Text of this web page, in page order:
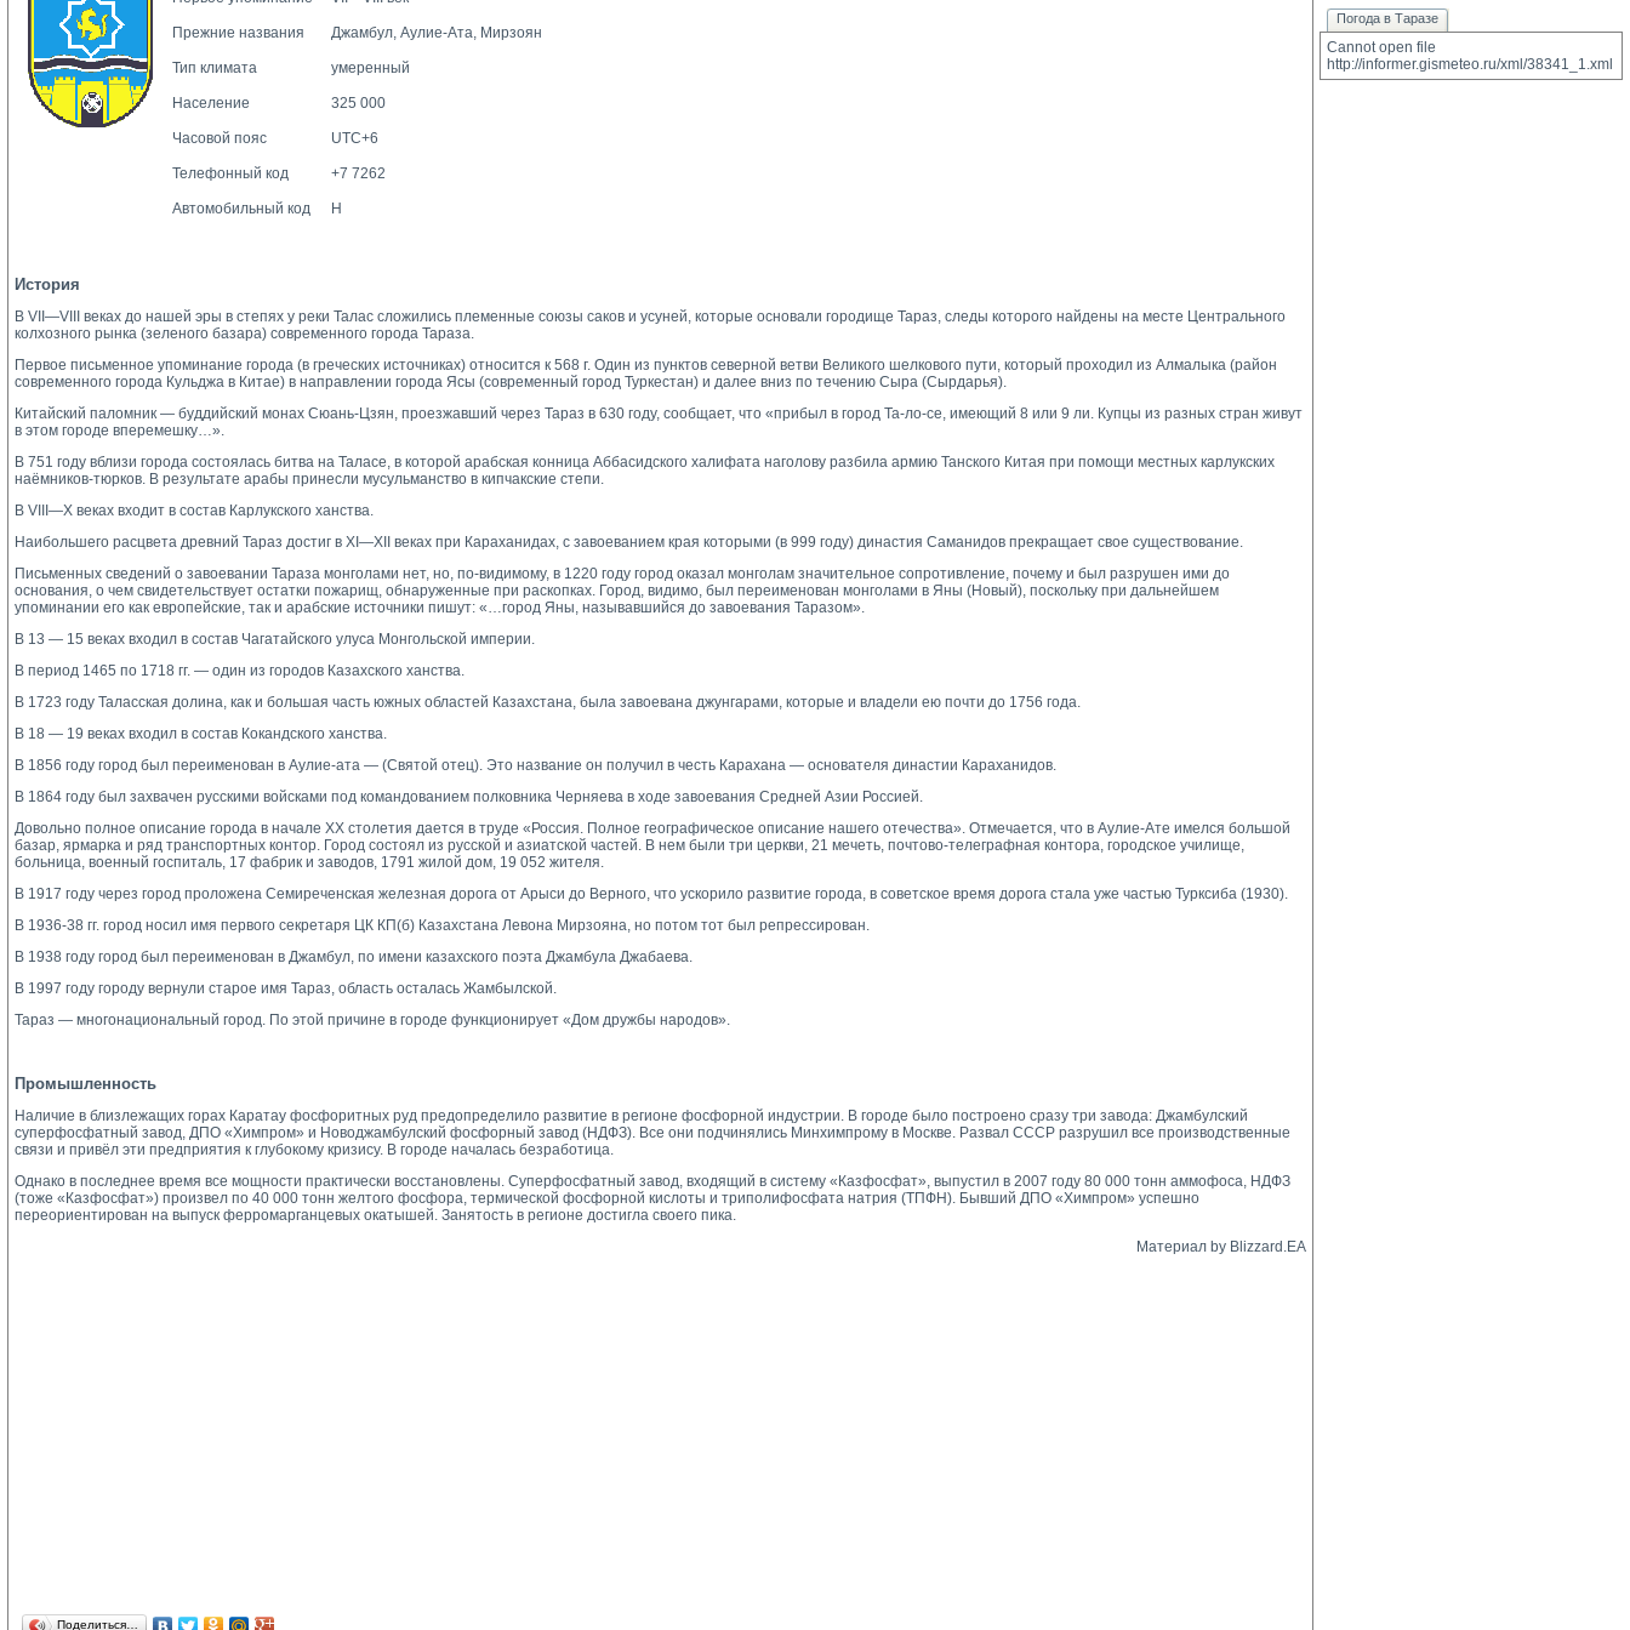
Прежние названия Джамбул, Аулие-Ата, Мирзоян
Тип климата умеренный
Население 325 000
Часовой пояс UTC+6
Телефонный код +7 7262
Автомобильный код H
История
В VII—VIII веках до нашей эры в степях у реки Талас сложились племенные союзы саков и усуней, которые основали городище Тараз, следы которого найдены на месте Центрального
колхозного рынка (зеленого базара) современного города Тараза.
Первое письменное упоминание города (в греческих источниках) относится к 568 г. Один из пунктов северной ветви Великого шелкового пути, который проходил из Алмалыка (район
современного города Кульджа в Китае) в направлении города Ясы (современный город Туркестан) и далее вниз по течению Сыра (Сырдарья).
Китайский паломник — буддийский монах Сюань-Цзян, проезжавший через Тараз в 630 году, сообщает, что «прибыл в город Та-ло-се, имеющий 8 или 9 ли. Купцы из разных стран живут
в этом городе вперемешку…».
В 751 году вблизи города состоялась битва на Таласе, в которой арабская конница Аббасидского халифата наголову разбила армию Танского Китая при помощи местных карлукских
наёмников-тюрков. В результате арабы принесли мусульманство в кипчакские степи.
В VIII—X веках входит в состав Карлукского ханства.
Наибольшего расцвета древний Тараз достиг в XI—XII веках при Караханидах, с завоеванием края которыми (в 999 году) династия Саманидов прекращает свое существование.
Письменных сведений о завоевании Тараза монголами нет, но, по-видимому, в 1220 году город оказал монголам значительное сопротивление, почему и был разрушен ими до
основания, о чем свидетельствует остатки пожарищ, обнаруженные при раскопках. Город, видимо, был переименован монголами в Яны (Новый), поскольку при дальнейшем
упоминании его как европейские, так и арабские источники пишут: «…город Яны, называвшийся до завоевания Таразом».
В 13 — 15 веках входил в состав Чагатайского улуса Монгольской империи.
В период 1465 по 1718 гг. — один из городов Казахского ханства.
В 1723 году Таласская долина, как и большая часть южных областей Казахстана, была завоевана джунгарами, которые и владели ею почти до 1756 года.
В 18 — 19 веках входил в состав Кокандского ханства.
В 1856 году город был переименован в Аулие-ата — (Святой отец). Это название он получил в честь Карахана — основателя династии Караханидов.
В 1864 году был захвачен русскими войсками под командованием полковника Черняева в ходе завоевания Средней Азии Россией.
Довольно полное описание города в начале ХХ столетия дается в труде «Россия. Полное географическое описание нашего отечества». Отмечается, что в Аулие-Ате имелся большой
базар, ярмарка и ряд транспортных контор. Город состоял из русской и азиатской частей. В нем были три церкви, 21 мечеть, почтово-телеграфная контора, городское училище,
больница, военный госпиталь, 17 фабрик и заводов, 1791 жилой дом, 19 052 жителя.
В 1917 году через город проложена Семиреченская железная дорога от Арыси до Верного, что ускорило развитие города, в советское время дорога стала уже частью Турксиба (1930).
В 1936-38 гг. город носил имя первого секретаря ЦК КП(б) Казахстана Левона Мирзояна, но потом тот был репрессирован.
В 1938 году город был переименован в Джамбул, по имени казахского поэта Джамбула Джабаева.
В 1997 году городу вернули старое имя Тараз, область осталась Жамбылской.
Тараз — многонациональный город. По этой причине в городе функционирует «Дом дружбы народов».
Промышленность
Наличие в близлежащих горах Каратау фосфоритных руд предопределило развитие в регионе фосфорной индустрии. В городе было построено сразу три завода: Джамбулский
суперфосфатный завод, ДПО «Химпром» и Новоджамбулский фосфорный завод (НДФЗ). Все они подчинялись Минхимпрому в Москве. Развал СССР разрушил все производственные
связи и привёл эти предприятия к глубокому кризису. В городе началась безработица.
Однако в последнее время все мощности практически восстановлены. Суперфосфатный завод, входящий в систему «Казфосфат», выпустил в 2007 году 80 000 тонн аммофоса, НДФЗ
(тоже «Казфосфат») произвел по 40 000 тонн желтого фосфора, термической фосфорной кислоты и триполифосфата натрия (ТПФН). Бывший ДПО «Химпром» успешно
переориентирован на выпуск ферромарганцевых окатышей. Занятость в регионе достигла своего пика.
Материал by Blizzard.EA
Поделиться…
Погода в Таразе
Cannot open file
http://informer.gismeteo.ru/xml/38341_1.xml